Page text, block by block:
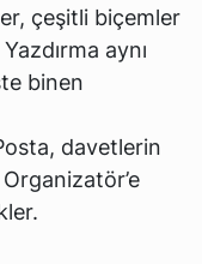
çeşitli biçemler
aynı
binen
davetlerin